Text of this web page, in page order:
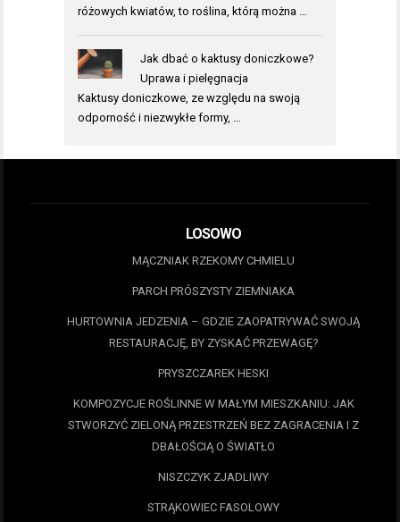
różowych kwiatów, to roślina, którą można …
Jak dbać o kaktusy doniczkowe?
Uprawa i pielęgnacja
Kaktusy doniczkowe, ze względu na swoją
odporność i niezwykłe formy, …
LOSOWO
MĄCZNIAK RZEKOMY CHMIELU
PARCH PRÓSZYSTY ZIEMNIAKA
HURTOWNIA JEDZENIA – GDZIE ZAOPATRYWAĆ SWOJĄ
RESTAURACJĘ, BY ZYSKAĆ PRZEWAGĘ?
PRYSZCZAREK HESKI
KOMPOZYCJE ROŚLINNE W MAŁYM MIESZKANIU: JAK
STWORZYĆ ZIELONĄ PRZESTRZEŃ BEZ ZAGRACENIA I Z
DBAŁOŚCIĄ O ŚWIATŁO
NISZCZYK ZJADLIWY
STRĄKOWIEC FASOLOWY